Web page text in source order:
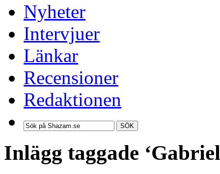
Nyheter
Intervjuer
Länkar
Recensioner
Redaktionen
SÖK
Inlägg taggade